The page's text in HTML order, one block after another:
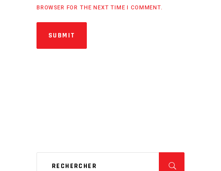
BROWSER FOR THE NEXT TIME I COMMENT.
SUBMIT